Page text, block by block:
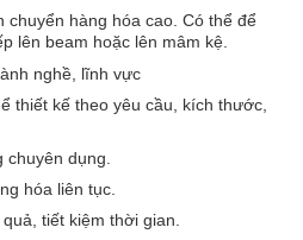
chuyển hàng hóa cao. Có thể để
lên beam hoặc lên mâm kệ.
nghề, lĩnh vực
thiết kế theo yêu cầu, kích thước,
chuyên dụng.
hóa liên tục.
tiết kiệm thời gian.